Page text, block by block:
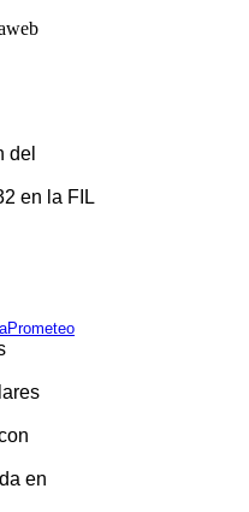
del
en la FIL
en